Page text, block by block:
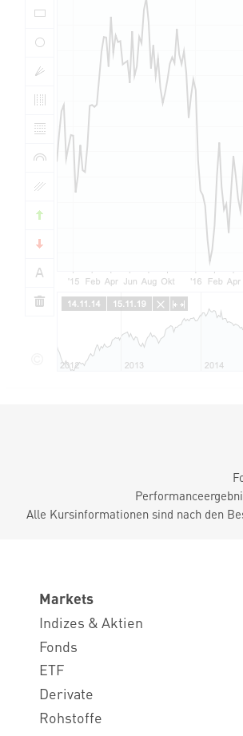
Alle Kursinformationen sind nach den
Markets
Indizes & Aktien
Fonds
ETF
Derivate
Rohstoffe